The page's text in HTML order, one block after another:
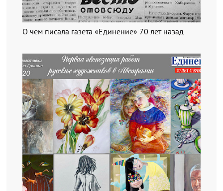
О чем писала газета «Единение» 70 лет назад